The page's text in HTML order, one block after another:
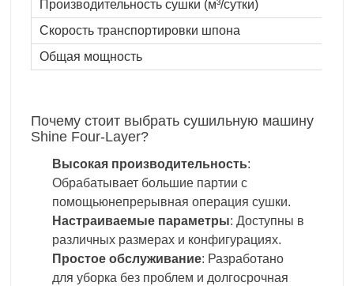
Производительность сушки (м³/сутки)
Скорость транспортировки шпона
Общая мощность
Почему стоит выбрать сушильную машину
Shine Four-Layer?
Высокая производительность:
Обрабатывает большие партии с
помощьюнепрерывная операция сушки.
Настраиваемые параметры: Доступны в
различных размерах и конфигурациях.
Простое обслуживание: Разработано
дляуборка без проблем и долгосрочная